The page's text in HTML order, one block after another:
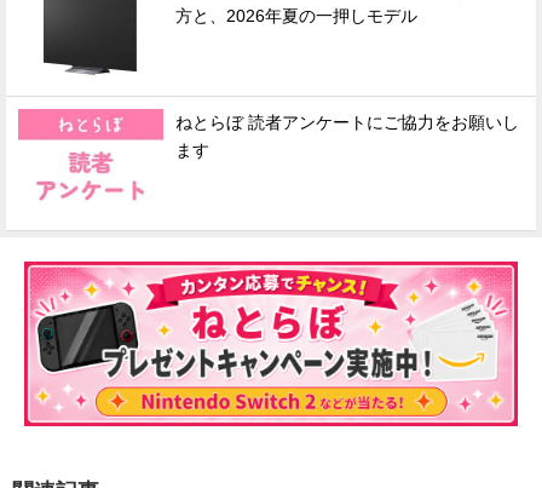
方と、2026年夏の一押しモデル
ねとらぼ 読者アンケートにご協力をお願いし
ます